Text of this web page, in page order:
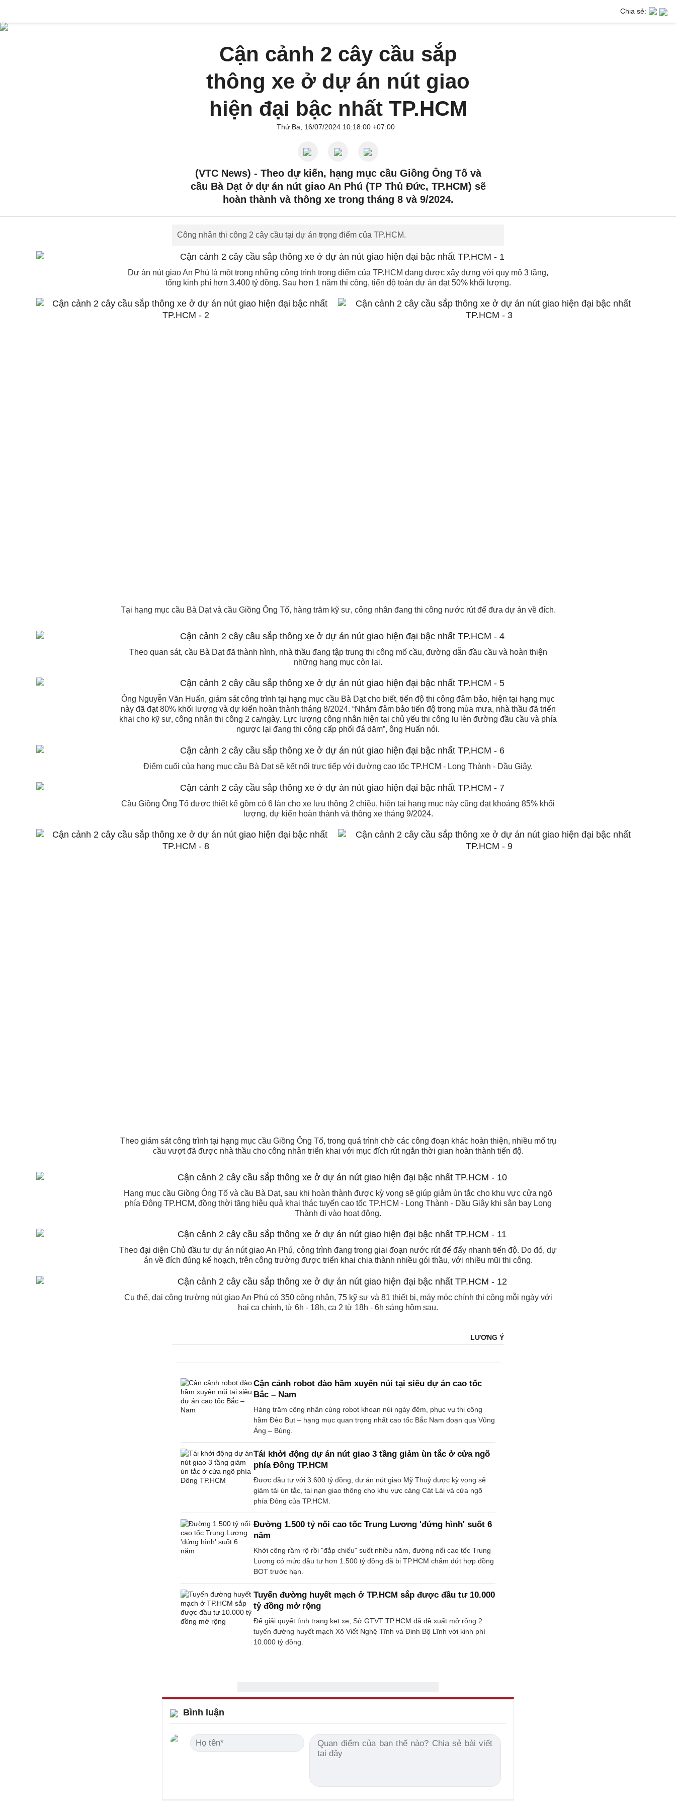
Chia sẻ:
Cận cảnh 2 cây cầu sắp
thông xe ở dự án nút giao
hiện đại bậc nhất TP.HCM
Thứ Ba, 16/07/2024 10:18:00 +07:00
(VTC News) - Theo dự kiến, hạng mục cầu Giồng Ông Tố và
cầu Bà Dạt ở dự án nút giao An Phú (TP Thủ Đức, TP.HCM) sẽ
hoàn thành và thông xe trong tháng 8 và 9/2024.
Công nhân thi công 2 cây cầu tại dự án trọng điểm của TP.HCM.
Dự án nút giao An Phú là một trong những công trình trọng điểm của TP.HCM đang được xây dựng với quy mô 3 tầng,
tổng kinh phí hơn 3.400 tỷ đồng. Sau hơn 1 năm thi công, tiến độ toàn dự án đạt 50% khối lượng.
Tại hạng mục cầu Bà Dạt và cầu Giồng Ông Tố, hàng trăm kỹ sư, công nhân đang thi công nước rút để đưa dự án về đích.
Theo quan sát, cầu Bà Dạt đã thành hình, nhà thầu đang tập trung thi công mố cầu, đường dẫn đầu cầu và hoàn thiện
những hạng mục còn lại.
Ông Nguyễn Văn Huấn, giám sát công trình tại hạng mục cầu Bà Dạt cho biết, tiến độ thi công đảm bảo, hiện tại hạng mục
này đã đạt 80% khối lượng và dự kiến hoàn thành tháng 8/2024. “Nhằm đảm bảo tiến độ trong mùa mưa, nhà thầu đã triển
khai cho kỹ sư, công nhân thi công 2 ca/ngày. Lực lượng công nhân hiện tại chủ yếu thi công lu lèn đường đầu cầu và phía
ngược lại đang thi công cấp phối đá dăm”, ông Huấn nói.
Điểm cuối của hạng mục cầu Bà Dạt sẽ kết nối trực tiếp với đường cao tốc TP.HCM - Long Thành - Dầu Giây.
Cầu Giồng Ông Tố được thiết kế gồm có 6 làn cho xe lưu thông 2 chiều, hiện tại hạng mục này cũng đạt khoảng 85% khối
lượng, dự kiến hoàn thành và thông xe tháng 9/2024.
Theo giám sát công trình tại hạng mục cầu Giồng Ông Tố, trong quá trình chờ các công đoạn khác hoàn thiện, nhiều mố trụ
cầu vượt đã được nhà thầu cho công nhân triển khai với mục đích rút ngắn thời gian hoàn thành tiến độ.
Hạng mục cầu Giồng Ông Tố và cầu Bà Dạt, sau khi hoàn thành được kỳ vọng sẽ giúp giảm ùn tắc cho khu vực cửa ngõ
phía Đông TP.HCM, đồng thời tăng hiệu quả khai thác tuyến cao tốc TP.HCM - Long Thành - Dầu Giây khi sân bay Long
Thành đi vào hoạt động.
Theo đại diện Chủ đầu tư dự án nút giao An Phú, công trình đang trong giai đoạn nước rút để đẩy nhanh tiến độ. Do đó, dự
án về đích đúng kế hoạch, trên công trường được triển khai chia thành nhiều gói thầu, với nhiều mũi thi công.
Cụ thể, đại công trường nút giao An Phú có 350 công nhân, 75 kỹ sư và 81 thiết bị, máy móc chính thi công mỗi ngày với
hai ca chính, từ 6h - 18h, ca 2 từ 18h - 6h sáng hôm sau.
LƯƠNG Ý
Cận cảnh robot đào hầm xuyên núi tại siêu dự án cao tốc
Bắc – Nam
Hàng trăm công nhân cùng robot khoan núi ngày đêm, phục vụ thi công
hầm Đèo Bụt – hạng mục quan trọng nhất cao tốc Bắc Nam đoạn qua Vũng
Áng – Bùng.
Tái khởi động dự án nút giao 3 tầng giảm ùn tắc ở cửa ngõ
phía Đông TP.HCM
Được đầu tư với 3.600 tỷ đồng, dự án nút giao Mỹ Thuỷ được kỳ vọng sẽ
giảm tải ùn tắc, tai nạn giao thông cho khu vực cảng Cát Lái và cửa ngõ
phía Đông của TP.HCM.
Đường 1.500 tỷ nối cao tốc Trung Lương 'đứng hình' suốt 6
năm
Khởi công rầm rộ rồi "đắp chiếu" suốt nhiều năm, đường nối cao tốc Trung
Lương có mức đầu tư hơn 1.500 tỷ đồng đã bị TP.HCM chấm dứt hợp đồng
BOT trước hạn.
Tuyến đường huyết mạch ở TP.HCM sắp được đầu tư 10.000
tỷ đồng mở rộng
Để giải quyết tình trạng kẹt xe, Sở GTVT TP.HCM đã đề xuất mở rộng 2
tuyến đường huyết mạch Xô Viết Nghệ Tĩnh và Đinh Bộ Lĩnh với kinh phí
10.000 tỷ đồng.
Bình luận